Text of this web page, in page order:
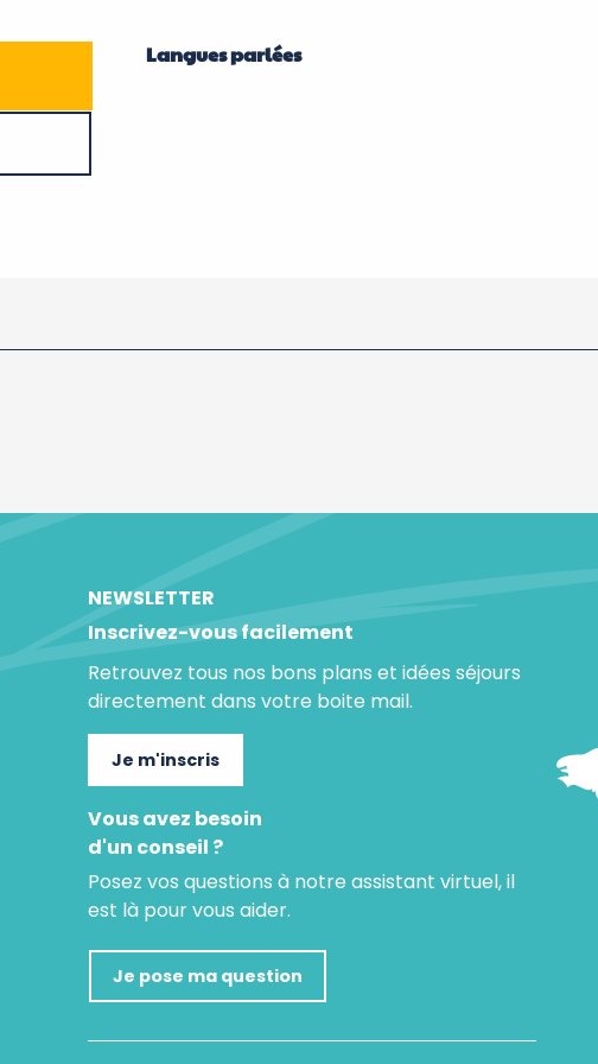
Langues parlées
Langues parlées
NEWSLETTER
Inscrivez-vous facilement
Retrouvez tous nos bons plans et idées séjours
directement dans votre boite mail.
Je m'inscris
Vous avez besoin
d'un conseil ?
Posez vos questions à notre assistant virtuel, il
est là pour vous aider.
Je pose ma question